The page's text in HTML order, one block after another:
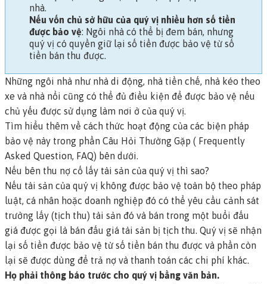
nhà.
Nếu vốn chủ sở hữu của quý vị nhiều hơn số tiền
được bảo vệ: Ngôi nhà có thể bị đem bán, nhưng
quý vị có quyền giữ lại số tiền được bảo vệ từ số
tiền bán thu được.
Những ngôi nhà như nhà di động, nhà tiền chế, nhà kéo theo
xe và nhà nổi cũng có thể đủ điều kiện để được bảo vệ nếu
chủ yếu được sử dụng làm nơi ở của quý vị.
Tìm hiểu thêm về cách thức hoạt động của các biện pháp
bảo vệ này trong phần Câu Hỏi Thường Gặp ( Frequently
Asked Question, FAQ) bên dưới.
Nếu bên thu nợ cố lấy tài sản của quý vị thì sao?
Nếu tài sản của quý vị không được bảo vệ toàn bộ theo pháp
luật, cá nhân hoặc doanh nghiệp đó có thể yêu cầu cảnh sát
trưởng lấy (tịch thu) tài sản đó và bán trong một buổi đấu
giá được gọi là bán đấu giá tài sản bị tịch thu. Quý vị sẽ nhận
lại số tiền được bảo vệ từ số tiền bán thu được và phần còn
lại sẽ được dùng để trả nợ và thanh toán các chi phí khác.
Họ phải thông báo trước cho quý vị bằng văn bản.